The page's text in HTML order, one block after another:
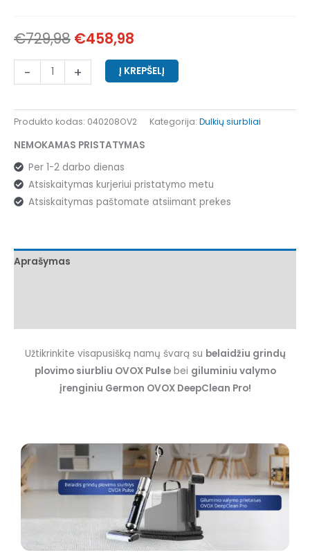
€729,98 €458,98
- + Į KREPŠELĮ
Produkto kodas: 040208OV2 Kategorija: Dulkių siurbliai
NEMOKAMAS PRISTATYMAS
Per 1-2 darbo dienas
Atsiskaitymas kurjeriui pristatymo metu
Atsiskaitymas paštomate atsiimant prekes
Aprašymas
Užtikrinkite visapusišką namų švarą su belaidžiu grindų
plovimo siurbliu OVOX Pulsebei giluminiu valymo
įrenginiu Germon OVOX DeepClean Pro!